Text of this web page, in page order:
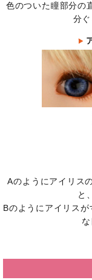
色のついた瞳部分の
分
Aのようにアイリス
と
Bのようにアイリス